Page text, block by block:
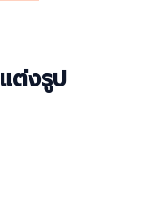
ต่งรูป